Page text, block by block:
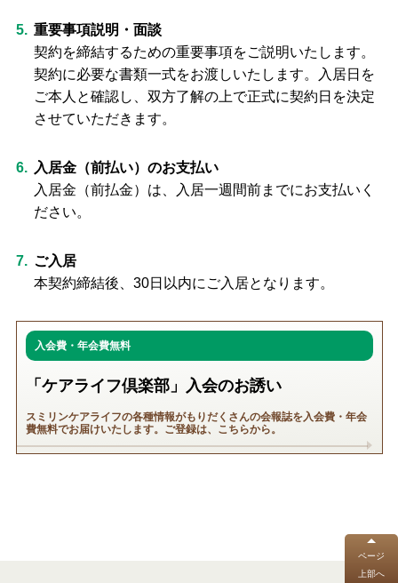
重要事項説明・面談
契約を締結するための重要事項をご説明いたします。
契約に必要な書類一式をお渡しいたします。入居日を
ご本人と確認し、双方了解の上で正式に契約日を決定
させていただきます。
入居金（前払い）のお支払い
入居金（前払金）は、入居一週間前までにお支払いく
ださい。
ご入居
本契約締結後、30日以内にご入居となります。
入会費・年会費無料
「ケアライフ倶楽部」入会のお誘い
スミリンケアライフの各種情報がもりだくさんの会報誌を入会費・年会
費無料でお届けいたします。ご登録は、こちらから。
ページ
上部へ